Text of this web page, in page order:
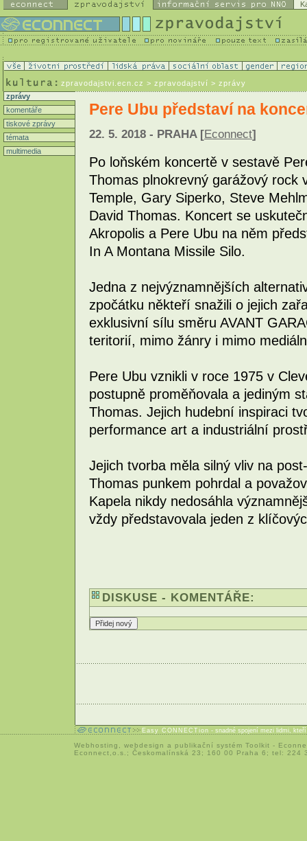
zpravodajstvi.ecn.cz > zpravodajství > zprávy
zprávy
komentáře
tiskové zprávy
témata
multimedia
Pere Ubu představí na
22. 5. 2018 - PRAHA [Econnect]
Po loňském koncertě v sestavě
Thomas plnokrevný garážový rock
Temple, Gary Siperko, Steve
David Thomas. Koncert se
Akropolis a Pere Ubu na něm
In A Montana Missile Silo.
Jedna z nejvýznamnějších
zpočátku někteří snažili o jejich
exklusivní sílu směru AVANT
teritorií, mimo žánry i mimo
Pere Ubu vznikli v roce 1975 v
postupně proměňovala a jediným
Thomas. Jejich hudební inspiraci
performance art a industriální
Jejich tvorba měla silný vliv na
Thomas punkem pohrdal a
Kapela nikdy nedosáhla
vždy představovala jeden z
DISKUSE - KOMENTÁŘE:
Easy CONNECTion - snadné spojení mezi lidmi,
Webhosting webdesign a publikační systém Toolkit -
Econnect,o.s.; Českomalínská 23; 160 00 Praha 6; tel: 224